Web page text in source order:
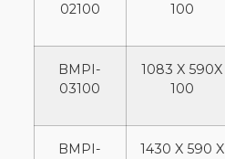
02100
100
BMPI-
03100
1083 X 590X
100
BMPI-
1430 X 590 X